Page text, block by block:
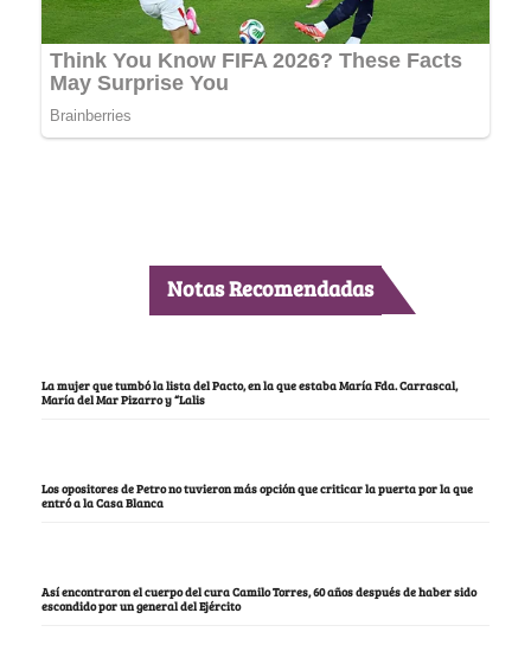
Notas Recomendadas
La mujer que tumbó la lista del Pacto, en la que estaba María Fda. Carrascal,
María del Mar Pizarro y “Lalis
Los opositores de Petro no tuvieron más opción que criticar la puerta por la que
entró a la Casa Blanca
Así encontraron el cuerpo del cura Camilo Torres, 60 años después de haber sido
escondido por un general del Ejército